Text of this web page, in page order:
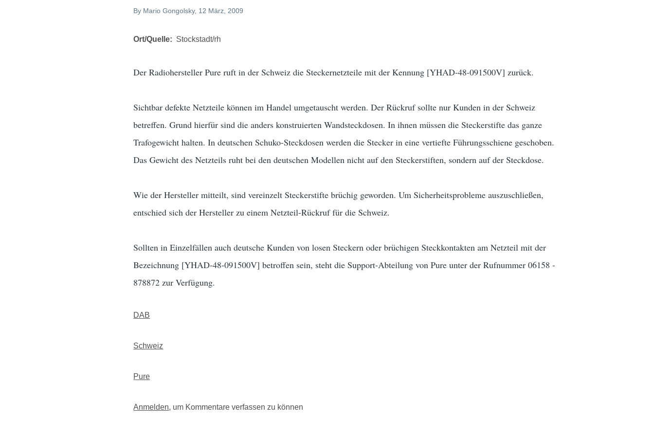
By Mario Gongolsky, 12 März, 2009
Ort/Quelle Stockstadt/rh
Der Radiohersteller Pure ruft in der Schweiz die Steckernetzteile mit der Kennung [YHAD-48-091500V] zurück.
Sichtbar defekte Netzteile können im Handel umgetauscht werden. Der Rückruf sollte nur Kunden in der Schweiz
betreffen. Grund hierfür sind die anders konstruierten Wandsteckdosen. In ihnen müssen die Steckerstifte das ganze
Trafogewicht halten. In deutschen Schuko-Steckdosen werden die Stecker in eine vertiefte Führungsschiene geschoben.
Das Gewicht des Netzteils ruht bei den deutschen Modellen nicht auf den Steckerstiften, sondern auf der Steckdose.
Wie der Hersteller mitteilt, sind vereinzelt Steckerstifte brüchig geworden. Um Sicherheitsprobleme auszuschließen,
entschied sich der Hersteller zu einem Netzteil-Rückruf für die Schweiz.
Sollten in Einzelfällen auch deutsche Kunden von losen Steckern oder brüchigen Steckkontakten am Netzteil mit der
Bezeichnung [YHAD-48-091500V] betroffen sein, steht die Support-Abteilung von Pure unter der Rufnummer 06158 -
878872 zur Verfügung.
DAB
Schweiz
Pure
Anmelden, um Kommentare verfassen zu können